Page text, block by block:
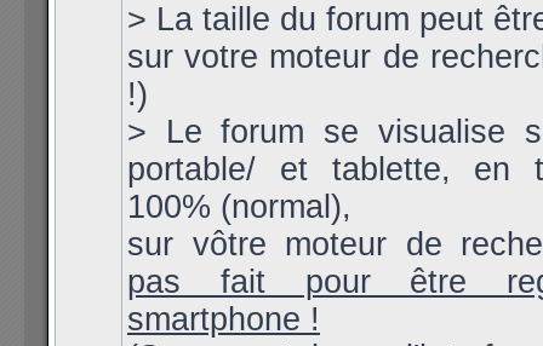
> La taille du forum peut
sur votre moteur de
!)
> Le forum se visualise
portable/ et tablette, en
100% (normal),
sur vôtre moteur de
pas fait pour être
smartphone !